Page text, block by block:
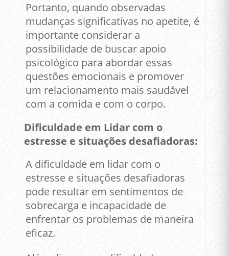
Portanto, quando observadas
mudanças significativas no apetite, é
importante considerar a
possibilidade de buscar apoio
psicológico para abordar essas
questões emocionais e promover
um relacionamento mais saudável
com a comida e com o corpo.
Dificuldade em Lidar com o
estresse e situações desafiadoras:
A dificuldade em lidar com o
estresse e situações desafiadoras
pode resultar em sentimentos de
sobrecarga e incapacidade de
enfrentar os problemas de maneira
eficaz.